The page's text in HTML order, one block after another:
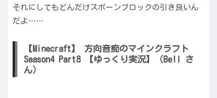
それにしてもどんだけスポーンブロックの引き良いん
だよ……
【Minecraft】 方向音痴のマインクラフト
Season4 Part8 【ゆっくり実況】（Bell さ
ん）